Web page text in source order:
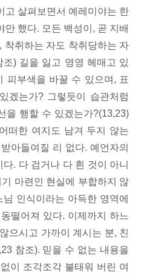
고 살펴보면서 예레미야는 한
했다. 모든 백성이, 곧 지배
착취하는 자도 착취당하는 자
) 길을 잃고 영영 헤매고 있
피부색을 바꿀 수 있으며, 표
겠는가? 그렇듯이 습관처럼
을 행할 수 있겠는가?(13,23)
떠한 여지도 남겨 두지 않는
아들여질 리 없다. 예언자의
. 다 검거나 다 흰 것이 아니
마련인 현실에 부합하지 않
인식이라는 아득한 영역에
떨어져 있다. 이제까지 하느
으시고 가까이 계시는 분, 친
참조). 믿을 수 없는 내용을
이 조각조각 불태워 버린 여